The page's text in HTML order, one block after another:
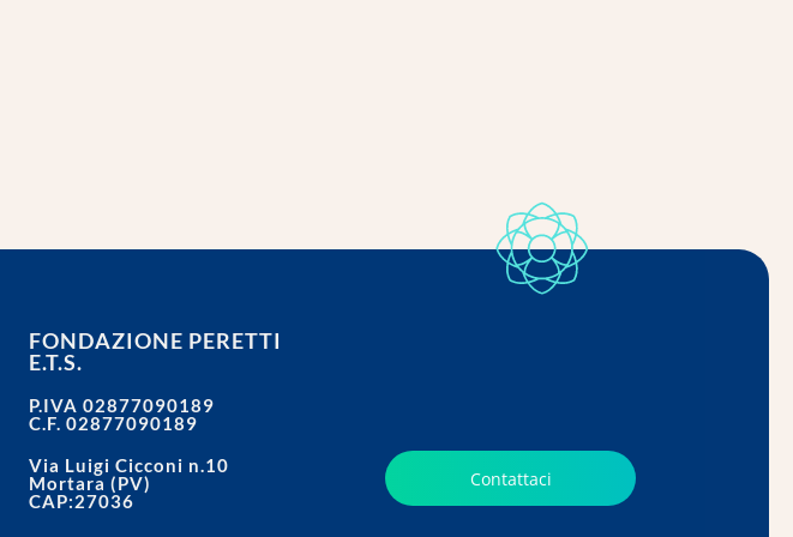
FONDAZIONE PERETTI
E.T.S.
P.IVA 02877090189
C.F. 02877090189
Via Luigi Cicconi n.10
Mortara (PV)
CAP:27036
Contattaci